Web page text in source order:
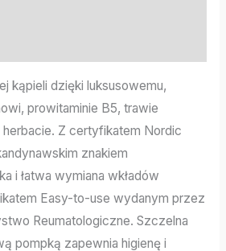
kąpieli dzięki luksusowemu,
prowitaminie B5, trawie
Z certyfikatem Nordic
znakiem
i łatwa wymiana wkładów
Easy-to-use wydanym przez
Reumatologiczne. Szczelna
pompką zapewnia higienę i